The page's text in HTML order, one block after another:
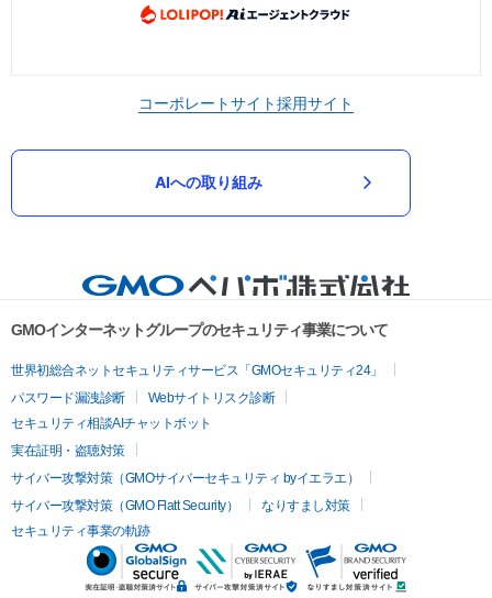
コーポレートサイト採用サイト
AIへの取り組み
GMOインターネットグループのセキュリティ事業について
世界初総合ネットセキュリティサービス「GMOセキュリティ24」
パスワード漏洩診断
Webサイトリスク診断
セキュリティ相談AIチャットボット
実在証明・盗聴対策
サイバー攻撃対策（GMOサイバーセキュリティ byイエラエ）
サイバー攻撃対策（GMO Flatt Security）
なりすまし対策
セキュリティ事業の軌跡